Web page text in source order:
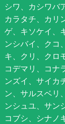
シワ、カシワバ
カラタチ、カリ
ゲ、キソケイ、
ンシバイ、クコ
キ、クリ、クロ
コデマリ、コナ
ンズイ、サイカ
ン、サルスベリ
ンシュユ、サン
コブシ、シナノ